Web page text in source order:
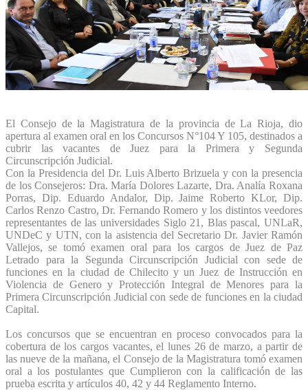
El Consejo de la Magistratura de la provincia de La Rioja, dio
apertura al examen oral en los Concursos N°104 Y 105, destinados a
cubrir las vacantes de Juez para la Primera y Segunda
Circunscripción Judicial.
Con la Presidencia del Dr. Luis Alberto Brizuela y con la presencia
de los Consejeros: Dra. María Dolores Lazarte, Dra. Analía Roxana
Porras, Dip. Eduardo Andalor, Dip. Jaime Roberto KLor, Dip.
Carlos Renzo Castro, Dr. Fernando Romero y los distintos veedores
representantes de las universidades Siglo 21, Blas pascal, UNLaR,
UNDeC y UTN, con la asistencia del Secretario Dr. Javier Ramón
Vallejos, se tomó examen oral para los cargos de Juez de Paz
Letrado para la Segunda Circunscripción Judicial con sede de
funciones en la ciudad de Chilecito y un Juez de Instrucción en
Violencia de Genero y Protección Integral de Menores para la
Primera Circunscripción Judicial con sede de funciones en la ciudad
Capital.
Los concursos que se encuentran en proceso convocados para la
cobertura de los cargos vacantes, el lunes 26 de marzo, a partir de
las nueve de la mañana, el Consejo de la Magistratura tomó examen
oral a los postulantes que Cumplieron con la calificación de las
prueba escrita y artículos 40, 42 y 44 Reglamento Interno.